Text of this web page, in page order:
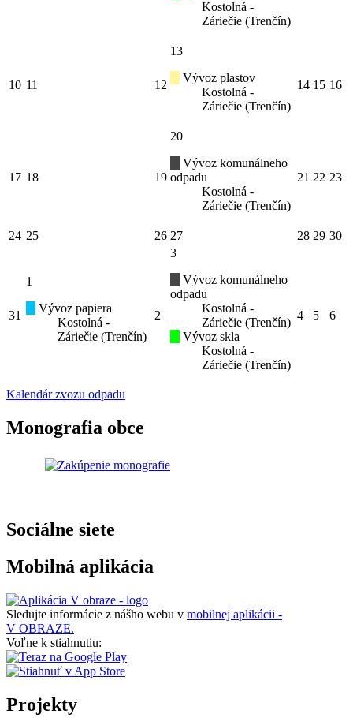
Kostolná -
Záriečie (Trenčín)
10 11 12
13
Vývoz plastov
Kostolná -
Záriečie (Trenčín)
14 15 16
17 18 19
20
Vývoz komunálneho
odpadu
Kostolná -
Záriečie (Trenčín)
21 22 23
24 25 26 27 28 29 30
31
1
Vývoz papiera
Kostolná -
Záriečie (Trenčín)
2
3
Vývoz komunálneho
odpadu
Kostolná -
Záriečie (Trenčín)
Vývoz skla
Kostolná -
Záriečie (Trenčín)
4 5 6
Kalendár zvozu odpadu
Monografia obce
Sociálne siete
Mobilná aplikácia
Sledujte informácie z nášho webu v mobilnej aplikácii -
V OBRAZE.
Voľne k stiahnutiu:
Projekty